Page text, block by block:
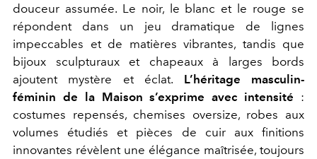
douceur assumée. Le noir, le blanc et le rouge se
répondent dans un jeu dramatique de lignes
impeccables et de matières vibrantes, tandis que
bijoux sculpturaux et chapeaux à larges bords
ajoutent mystère et éclat. L’héritage masculin-
féminin de la Maison s’exprime avec intensité :
costumes repensés, chemises oversize, robes aux
volumes étudiés et pièces de cuir aux finitions
innovantes révèlent une élégance maîtrisée, toujours